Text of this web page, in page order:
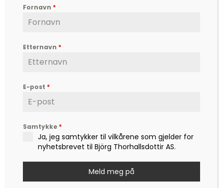
Björg er en etterspurt kunstner, inspirator,
hverdagsfilosofi, om livet, lykken, sorg, kjærlighet,
drømmer om.
Kontakt
post@bjoerg.no
Sider
Nettbutikk
Events
Fornavn *
Etternavn *
E-post *
Samtykke *
Ja, jeg samtykker til vilkårene som gjelder for
nyhetsbrevet til Björg Thorhallsdottir AS.
Meld meg på